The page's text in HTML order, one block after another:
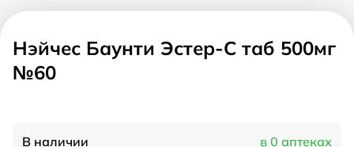
Нэйчес Баунти Эстер-С таб 500мг
№60
В наличии в 0 аптеках